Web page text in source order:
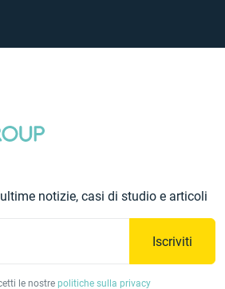
notizie, casi di studio e articoli
Iscriviti
le nostre politiche sulla privacy